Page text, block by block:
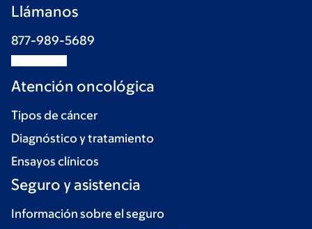
Llámanos
877-989-5689
Atención oncológica
Tipos de cáncer
Diagnóstico y tratamiento
Ensayos clínicos
Seguro y asistencia
Información sobre el seguro